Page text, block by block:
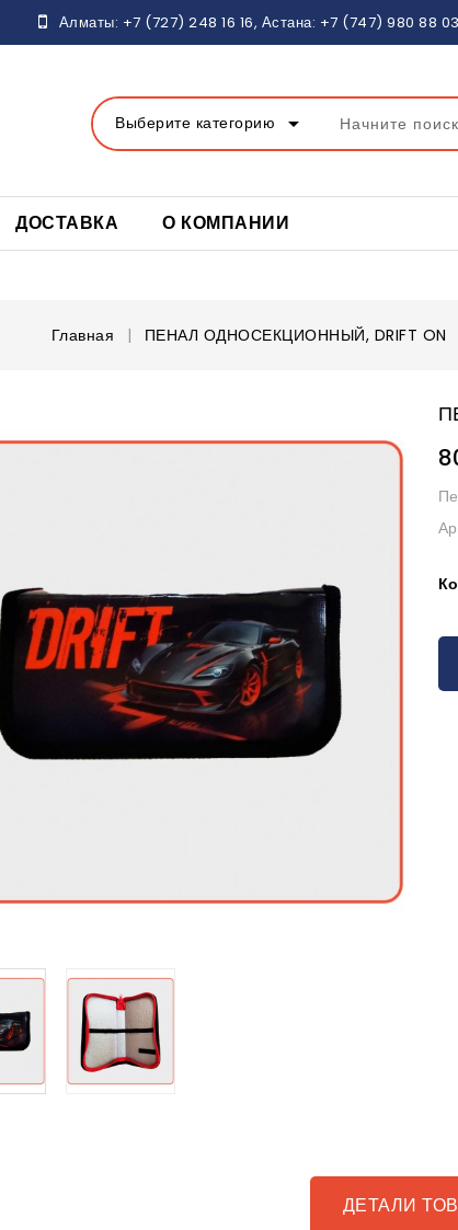
Алматы: +7 (727) 248 16 16, Астана: +7 (747) 980 88 03
Выберите категорию arrow_drop_down
ДОСТАВКА О КОМПАНИИ
Главная ПЕНАЛ ОДНОСЕКЦИОННЫЙ, DRIFT ON
ДЕТАЛИ